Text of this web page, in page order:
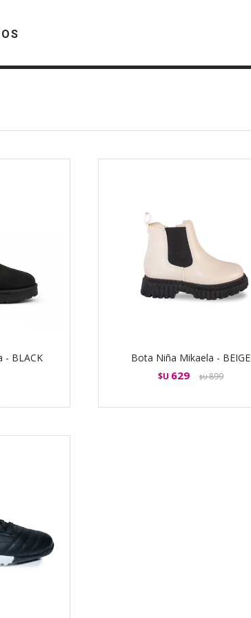
- BLACK Bota Niña Mikaela - BEIGE
$U 629 $U899